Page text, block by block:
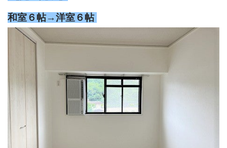
和室６帖→洋室６帖